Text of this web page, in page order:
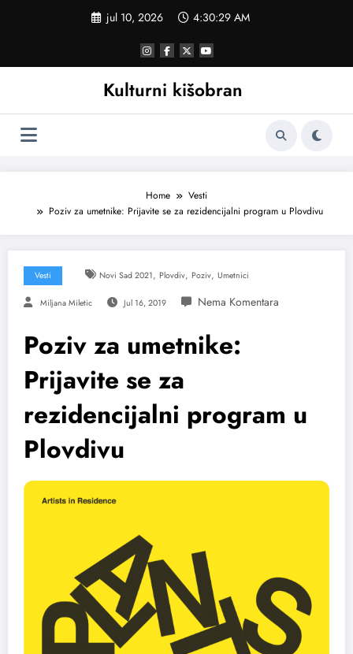
jul 10, 2026 4:30:30 AM
Kulturni kišobran
Home
Vesti
Poziv za umetnike: Prijavite se za rezidencijalni program u Plovdivu
Vesti Novi Sad 2021, Plovdiv, Poziv, Umetnici
Miljana Miletic Jul 16, 2019
Poziv za umetnike:
Prijavite se za
rezidencijalni program u
Plovdivu